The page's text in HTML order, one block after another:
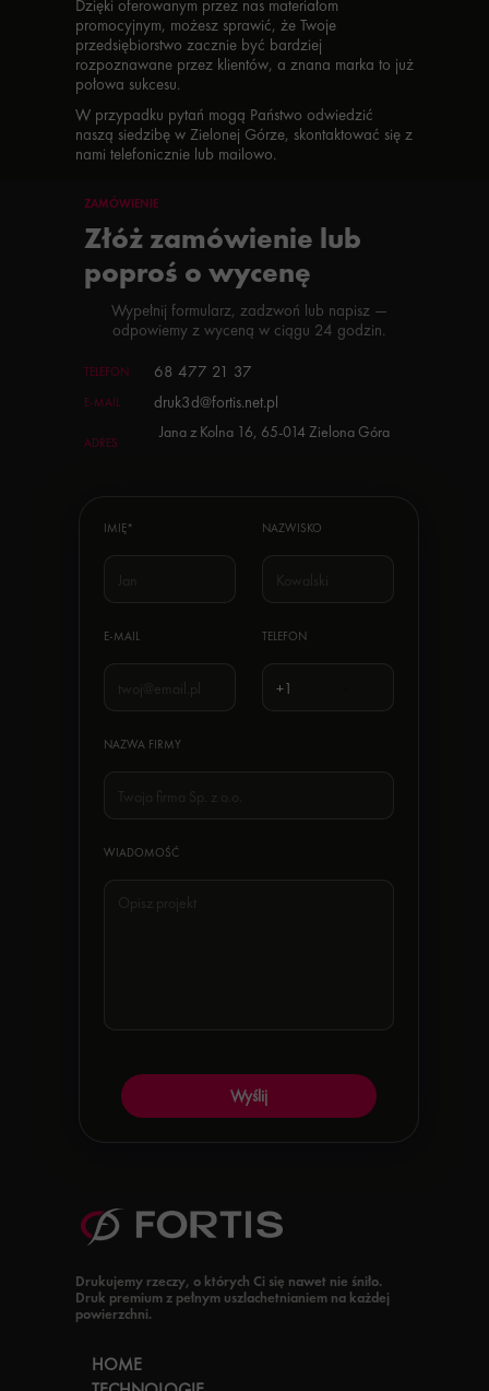
Dzięki oferowanym przez nas materiałom
promocyjnym, możesz sprawić, że Twoje
przedsiębiorstwo zacznie być bardziej
rozpoznawane przez klientów, a znana marka to już
połowa sukcesu.
W przypadku pytań mogą Państwo odwiedzić
naszą siedzibę w Zielonej Górze, skontaktować się z
nami telefonicznie lub mailowo.
ZAMÓWIENIE
Złóż zamówienie lub
poproś o wycenę
Wypełnij formularz, zadzwoń lub napisz —
odpowiemy z wyceną w ciągu 24 godzin.
68 477 21 37
TELEFON
druk3d@fortis.net.pl
E-MAIL
Jana z Kolna 16, 65-014 Zielona Góra
ADRES
IMIĘ* NAZWISKO
E-MAIL TELEFON
NAZWA FIRMY
WIADOMOŚĆ
Wyślij
Drukujemy rzeczy, o których Ci się nawet nie śniło.
Druk premium z pełnym uszlachetnianiem na każdej
powierzchni.
HOME